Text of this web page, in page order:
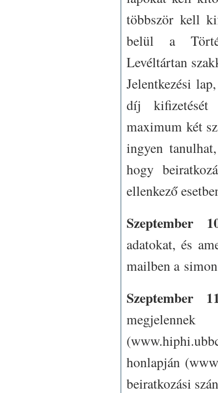
többször kell
belül a
Levéltártan
Jelentkezési
díj kifizetését
maximum két
ingyen
hogy
ellenkező
Szeptember
adatokat, és
mailben a
Szeptember
(
honlapján (
beiratkozási